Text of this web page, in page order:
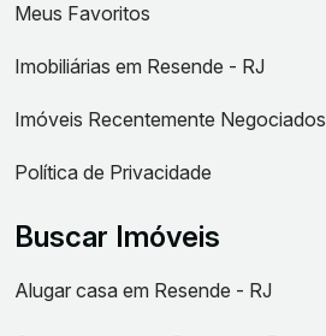
Meus Favoritos
Imobiliárias em Resende - RJ
Imóveis Recentemente Negociados
Política de Privacidade
Buscar Imóveis
Alugar casa em Resende - RJ